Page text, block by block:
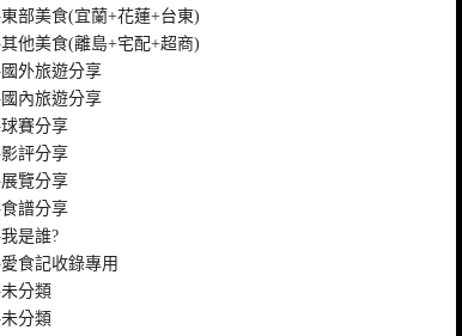
東部美食(宜蘭+花蓮+台東)
其他美食(離島+宅配+超商)
國外旅遊分享
國內旅遊分享
球賽分享
影評分享
展覽分享
食譜分享
我是誰?
愛食記收錄專用
未分類
未分類